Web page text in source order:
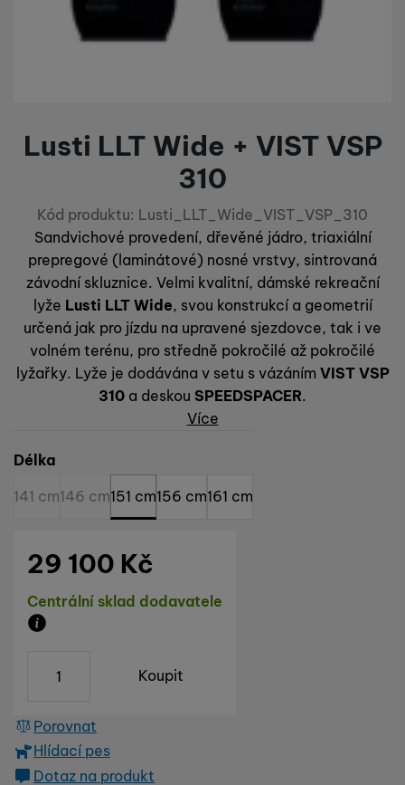
Díky těmto cookies vám práci s naším webem dokážeme ještě
zpříjemnit. Dokážeme si zapamatovat vaše nastavení, mohou
vám pomoci s vyplňováním formulářů, umožní nám zobrazit
Analytické
Analytické
abychom věděli, jak se na webu chováte, a mohli
náš web dále zlepšovat.
našich reklamních kampaní. Jejich pomocí určujeme počet
návštěv a zdroje návštěv našich internetových stránek. Data
získaná pomocí těchto cookies zpracováváme souhrnně a
anonymně, takže nejsme schopni identifikovat konkrétní
uživatele našeho webu.
Marketingové
Marketingové - abychom vás neobtěžovali nevhodnou
reklamou.
Marketingové cookies používáme my nebo naši partneři,
abychom vám mohli zobrazit vhodné obsahy nebo reklamy jak
na našich stránkách, tak na stránkách třetích stran.
Lusti LLT Wide + VIST VSP
310
Kód produktu: Lusti_LLT_Wide_VIST_VSP_310
Sandvichové provedení, dřevěné jádro, triaxiální
prepregové (laminátové) nosné vrstvy, sintrovaná
závodní skluznice. Velmi kvalitní, dámské rekreační
lyže Lusti LLT Wide, svou konstrukcí a geometrií
určená jak pro jízdu na upravené sjezdovce, tak i ve
volném terénu, pro středně pokročilé až pokročilé
lyžařky. Lyže je dodávána v setu s vázáním VIST VSP
310 a deskou SPEEDSPACER.
Více
Vyberte variantu
Délka
141 cm146 cm151 cm156 cm161 cm
Dostupnost
Centrální sklad dodavatele
29 100 Kč
Koupit
Porovnat
Hlídací pes
Dotaz na produkt